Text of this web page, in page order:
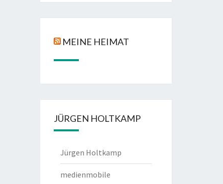
MEINE HEIMAT
JÜRGEN HOLTKAMP
Jürgen Holtkamp
medienmobile